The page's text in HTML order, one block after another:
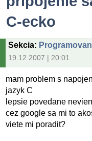
C-ecko
Sekcia:
19.12.2007 | 20:01
mam problem s
jazyk C
lepsie povedane
cez google sa mi to
viete mi poradit?